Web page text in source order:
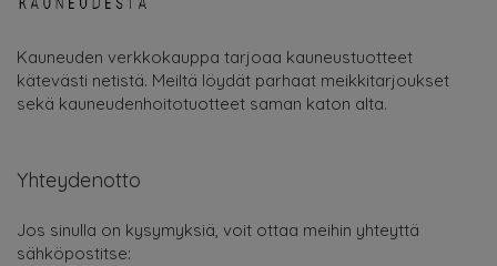
Kauneuden verkkokauppa tarjoaa kauneustuotteet
kätevästi netistä. Meiltä löydät parhaat meikkitarjoukset
sekä kauneudenhoitotuotteet saman katon alta.
Yhteydenotto
Jos sinulla on kysymyksiä, voit ottaa meihin yhteyttä
sähköpostitse: